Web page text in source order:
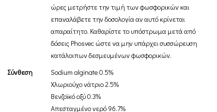
ώρες μετρήστε την τιμή των φωσφορικών και
επαναλάβετε την δοσολογία αν αυτό κρίνεται
απαραίτητο. Καθαρίστε το υπόστρωμα μετά από
δόσεις Phosvec ώστε να μην υπάρχει συσσώρευση
κατάλοιπων δεσμευμένων φωσφορικών.
Σύνθεση
Sodium alginate 0.5%
Χλωριούχο νάτριο 2.5%
Βενζοϊκό οξύ 0.3%
Απεσταγμένο νερό 96.7%